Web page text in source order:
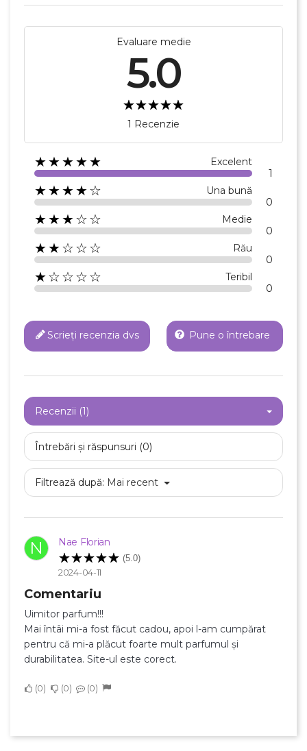
Evaluare medie
5.0
1 Recenzie
★★★★★ Excelent
1
★★★★☆ Una bună
0
★★★☆☆ Medie
0
★★☆☆☆ Rău
0
★☆☆☆☆ Teribil
0
Scrieți recenzia dvs Pune o întrebare
Recenzii (1)
Întrebări și răspunsuri (0)
Filtrează după: Mai recent
N Nae Florian
(5.0)
2024-04-11
Comentariu
Uimitor parfum!!!
Mai întâi mi-a fost făcut cadou, apoi l-am cumpărat
pentru că mi-a plăcut foarte mult parfumul și
durabilitatea. Site-ul este corect.
0 0 0
Creeaza o lista de dorinte